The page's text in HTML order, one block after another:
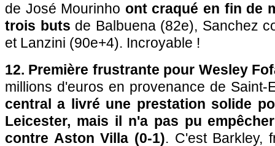
de José Mourinho ont craqué en fin de
trois buts de Balbuena (82e), Sanchez
et Lanzini (90e+4). Incroyable !
12. Première frustrante pour Wesley
millions d'euros en provenance de Saint-
central a livré une prestation solide
Leicester, mais il n'a pas pu
contre Aston Villa (0-1). C'est Barkley,